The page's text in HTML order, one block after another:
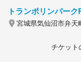
トランポリンパーク
宮城県気仙沼市弁天
チケット